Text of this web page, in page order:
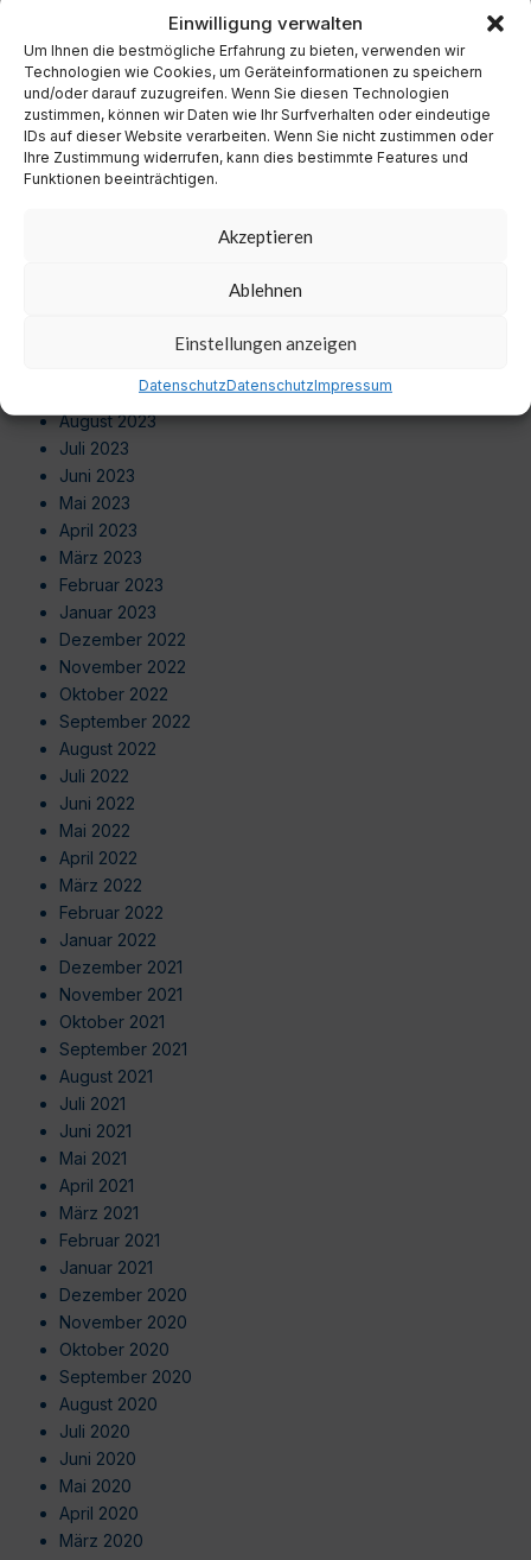
Einwilligung verwalten
Um Ihnen die bestmögliche Erfahrung zu bieten, verwenden wir
Technologien wie Cookies, um Geräteinformationen zu speichern
und/oder darauf zuzugreifen. Wenn Sie diesen Technologien
zustimmen, können wir Daten wie Ihr Surfverhalten oder eindeutige
IDs auf dieser Website verarbeiten. Wenn Sie nicht zustimmen oder
Ihre Zustimmung widerrufen, kann dies bestimmte Features und
Funktionen beeinträchtigen.
Akzeptieren
Ablehnen
Einstellungen anzeigen
DatenschutzDatenschutzImpressum
September 2024
August 2024
Juli 2024
Juni 2024
Mai 2024
November 2023
September 2023
August 2023
Juli 2023
Juni 2023
Mai 2023
April 2023
März 2023
Februar 2023
Januar 2023
Dezember 2022
November 2022
Oktober 2022
September 2022
August 2022
Juli 2022
Juni 2022
Mai 2022
April 2022
März 2022
Februar 2022
Januar 2022
Dezember 2021
November 2021
Oktober 2021
September 2021
August 2021
Juli 2021
Juni 2021
Mai 2021
April 2021
März 2021
Februar 2021
Januar 2021
Dezember 2020
November 2020
Oktober 2020
September 2020
August 2020
Juli 2020
Juni 2020
Mai 2020
April 2020
März 2020